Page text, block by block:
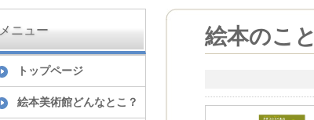
メニュー
トップページ
絵本美術館どんなとこ？
絵本のこと